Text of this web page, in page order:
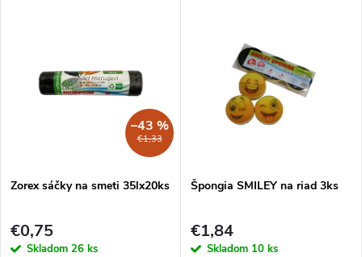
€1,33
–43 %
Zorex sáčky na smeti 35lx20ks
€0,75
Skladom 26 ks
Špongia SMILEY na riad 3ks
€1,84
Skladom 10 ks